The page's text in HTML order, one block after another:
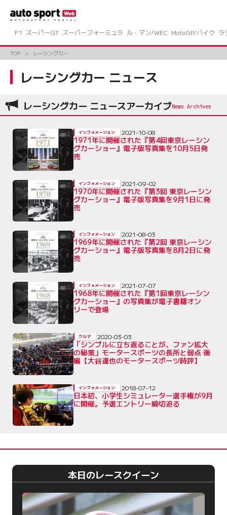
ツ
ス
F1 スーパーGT スーパーフォーミュラ ル・マン/WEC MotoGP/バイク ラ
TOP レーシングカー
レーシングカー ニュース
レーシングカー ニュースアーカイブ
1971年に開催された『第4回東京レーシン
グカーショー』電子版写真集を10月5日発
売
インフォメーション 2021-10-08
1970年に開催された『第3回 東京レーシン
グカーショー』電子版写真集を9月1日に発
売
インフォメーション 2021-09-02
1969年に開催された『第2回 東京レーシン
グカーショー』電子版写真集を8月2日に発
売
インフォメーション 2021-08-03
1968年に開催された『第1回東京レーシン
グカーショー』の写真集が電子書籍オン
リーで登場
インフォメーション 2021-07-07
「シンプルに立ち返ることが、ファン拡大
の秘策」モータースポーツの長所と弱点 後
編【大谷達也のモータースポーツ時評】
クルマ 2020-03-03
日本初、小学生シミュレーター選手権が9月
に開催。予選エントリー締切迫る
インフォメーション 2018-07-12
本日のレースクイーン